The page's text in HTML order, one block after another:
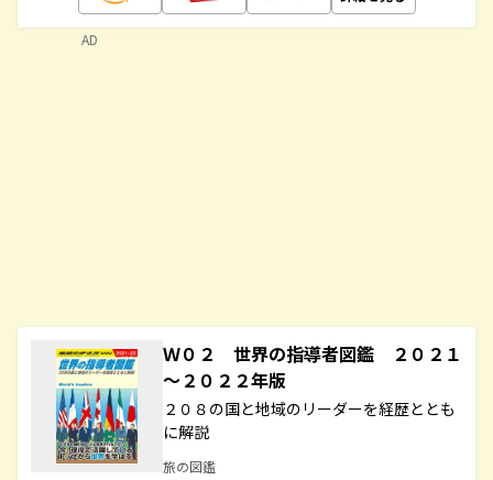
Ｗ０２ 世界の指導者図鑑 ２０２１
～２０２２年版
２０８の国と地域のリーダーを経歴ととも
に解説
旅の図鑑
AD